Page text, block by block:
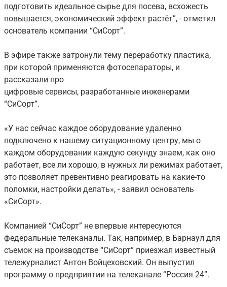
подготовить идеальное сырье для посева, всхожесть
повышается, экономический эффект растёт”, - отметил
основатель компании “СиСорт”.
В эфире также затронули тему переработку пластика,
при которой применяются фотосепараторы, и
рассказали про
цифровые сервисы, разработанные инженерами
“СиСорт”.
«У нас сейчас каждое оборудование удаленно
подключено к нашему ситуационному центру, мы о
каждом оборудовании каждую секунду знаем, как оно
работает, все ли хорошо, в нужных ли режимах работает,
это позволяет превентивно реагировать на какие-то
поломки, настройки делать», - заявил основатель
«СиСорт».
Компанией “СиСорт” не впервые интересуются
федеральные телеканалы. Так, например, в Барнаул для
съемок на производстве “СиСорт” приезжал известный
тележурналист Антон Войцеховский. Он выпустил
программу о предприятии на телеканале “Россия 24”.